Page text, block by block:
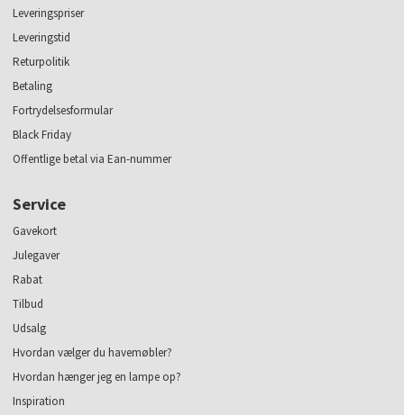
Leveringspriser
Leveringstid
Returpolitik
Betaling
Fortrydelsesformular
Black Friday
Offentlige betal via Ean-nummer
Service
Gavekort
Julegaver
Rabat
Tilbud
Udsalg
Hvordan vælger du havemøbler?
Hvordan hænger jeg en lampe op?
Inspiration